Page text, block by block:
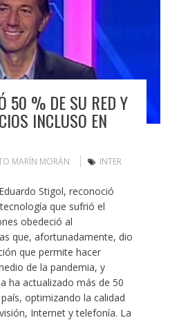
50 % DE SU RED Y
INCLUSO EN
MARÍN MORÁN INTER
Stigol, reconoció
que sufrió el
obedeció al
que, afortunadamente, dio
que permite hacer
de la pandemia, y
ha actualizado más de 50
optimizando la calidad
Internet y telefonía. La